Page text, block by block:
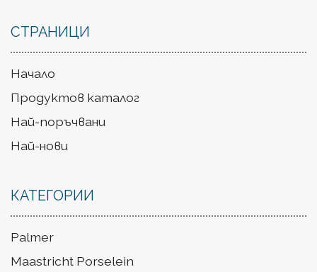
СТРАНИЦИ
Начало
Продуктов каталог
Най-поръчвани
Най-нови
КАТЕГОРИИ
Palmer
Maastricht Porselein